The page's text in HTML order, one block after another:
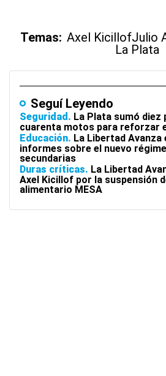
Temas: Axel KicillofJulio
La Plata
Seguí Leyendo
Seguridad
La Plata sumó diez
cuarenta motos para reforzar
Educación La Libertad Avanza
informes sobre el nuevo
secundarias
Duras críticas La Libertad
Axel Kicillof por la suspensión
alimentario MESA